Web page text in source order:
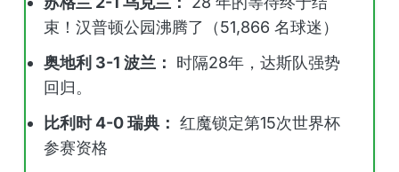
束！汉普顿公园沸腾了（51,866 名球迷）
奥地利 3-1 波兰：
时隔28年，达斯队强势
回归。
比利时 4-0 瑞典： 红魔锁定第15次世界杯
参赛资格